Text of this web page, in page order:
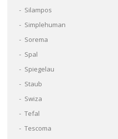
Silampos
Simplehuman
Sorema
Spal
Spiegelau
Staub
Swiza
Tefal
Tescoma